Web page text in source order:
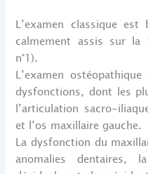
L’examen classique
calmement assis sur la
n°1).
L’examen
dysfonctions, dont les
l’articulation sacro-
et l’os maxillaire gauche.
La dysfonction du
anomalies dentaires,